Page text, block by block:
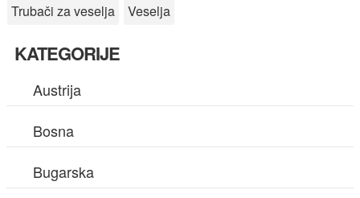
Trubači za veselja
Veselja
KATEGORIJE
Austrija
Bosna
Bugarska